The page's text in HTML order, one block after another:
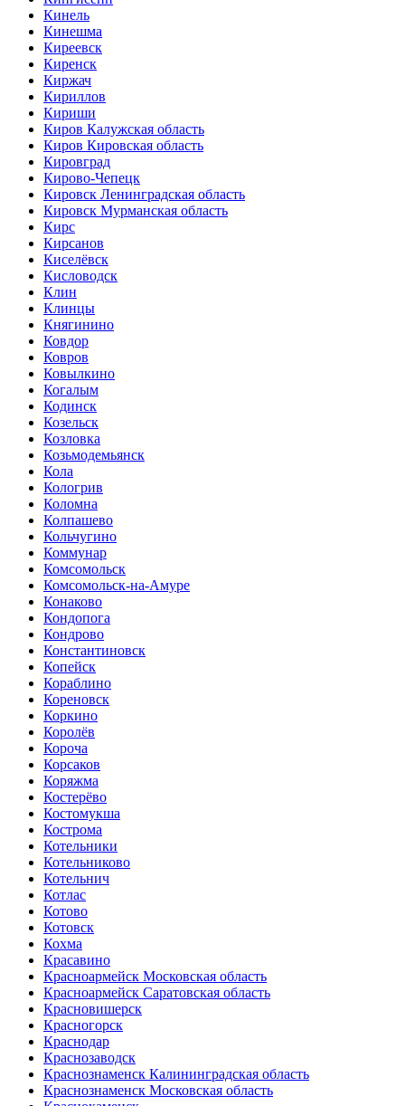
Кинель
Кинешма
Киреевск
Киренск
Киржач
Кириллов
Кириши
Киров Калужская область
Киров Кировская область
Кировград
Кирово-Чепецк
Кировск Ленинградская область
Кировск Мурманская область
Кирс
Кирсанов
Киселёвск
Кисловодск
Клин
Клинцы
Княгинино
Ковдор
Ковров
Ковылкино
Когалым
Кодинск
Козельск
Козловка
Козьмодемьянск
Кола
Кологрив
Коломна
Колпашево
Кольчугино
Коммунар
Комсомольск
Комсомольск-на-Амуре
Конаково
Кондопога
Кондрово
Константиновск
Копейск
Кораблино
Кореновск
Коркино
Королёв
Короча
Корсаков
Коряжма
Костерёво
Костомукша
Кострома
Котельники
Котельниково
Котельнич
Котлас
Котово
Котовск
Кохма
Красавино
Красноармейск Московская область
Красноармейск Саратовская область
Красновишерск
Красногорск
Краснодар
Краснозаводск
Краснознаменск Калининградская область
Краснознаменск Московская область